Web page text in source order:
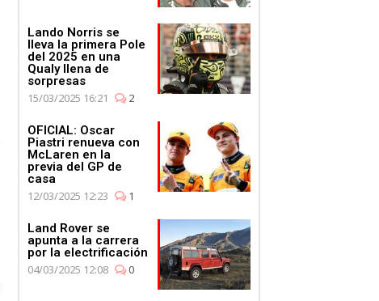
Lando Norris se
lleva la primera Pole
del 2025 en una
Qualy llena de
sorpresas
15/03/2025 16:21
2
OFICIAL: Oscar
Piastri renueva con
McLaren en la
previa del GP de
casa
12/03/2025 12:23
1
Land Rover se
apunta a la carrera
por la electrificación
04/03/2025 12:08
0